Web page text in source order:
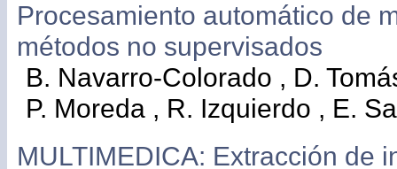
Procesamiento automático de
métodos no supervisados
B. Navarro-Colorado , D.
P. Moreda , R. Izquierdo , E.
MULTIMEDICA: Extracción de